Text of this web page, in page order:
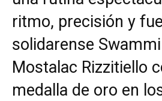
ritmo, precisión y
solidarense
Mostalac Rizzitiello
medalla de oro en